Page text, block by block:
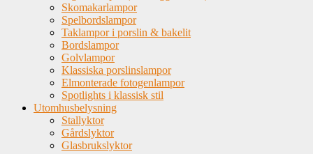
Skomakarlampor
Spelbordslampor
Taklampor i porslin & bakelit
Bordslampor
Golvlampor
Klassiska porslinslampor
Elmonterade fotogenlampor
Spotlights i klassisk stil
Utomhusbelysning
Stallyktor
Gårdslyktor
Glasbrukslyktor